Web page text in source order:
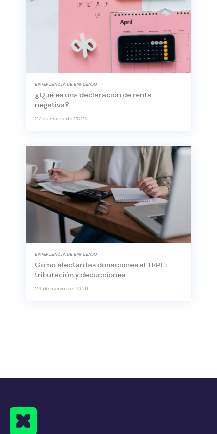
EXPERIENCIA DE EMPLEADO
¿Qué es una declaración de renta
negativa?
27 de marzo de 2026
EXPERIENCIA DE EMPLEADO
Cómo afectan las donaciones al IRPF:
tributación y deducciones
24 de marzo de 2026